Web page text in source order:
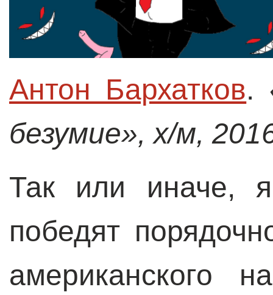
Антон Бархатков.
безумие», х/м,
Так или иначе,
победят
американского